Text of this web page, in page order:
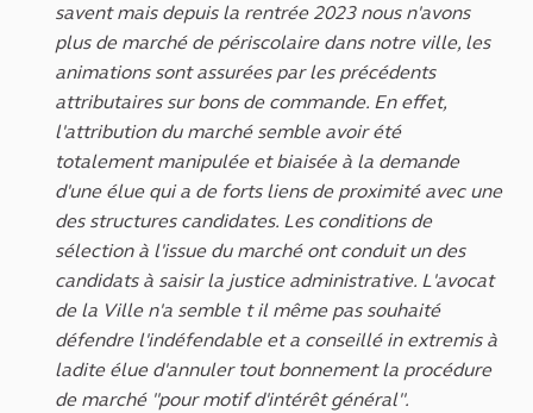
savent mais depuis la rentrée 2023 nous n'avons
plus de marché de périscolaire dans notre ville, les
animations sont assurées par les précédents
attributaires sur bons de commande. En effet,
l'attribution du marché semble avoir été
totalement manipulée et biaisée à la demande
d'une élue qui a de forts liens de proximité avec une
des structures candidates. Les conditions de
sélection à l'issue du marché ont conduit un des
candidats à saisir la justice administrative. L'avocat
de la Ville n'a semble t il même pas souhaité
défendre l'indéfendable et a conseillé in extremis à
ladite élue d'annuler tout bonnement la procédure
de marché "pour motif d'intérêt général".